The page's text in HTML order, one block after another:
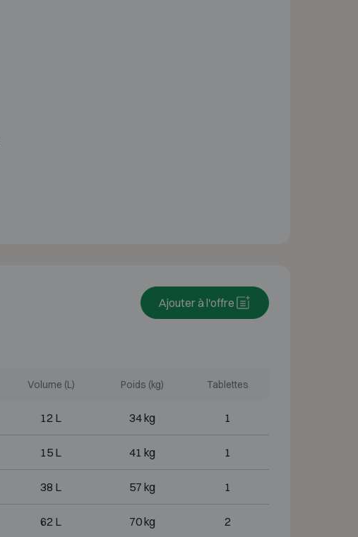
Ajouter à l'offre
Volume (L) Poids (kg) Tablettes
12 L 34 kg 1
15 L 41 kg 1
38 L 57 kg 1
62 L 70 kg 2